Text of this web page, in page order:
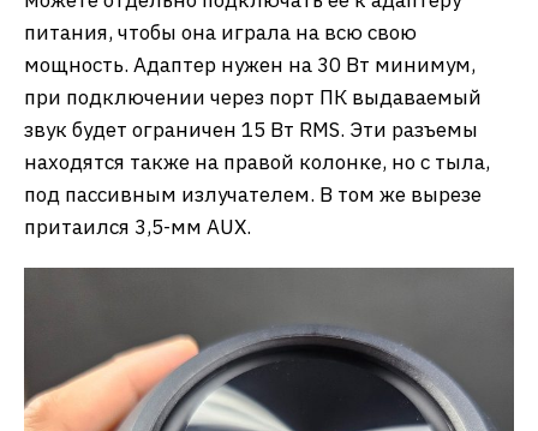
питания, чтобы она играла на всю свою
мощность. Адаптер нужен на 30 Вт минимум,
при подключении через порт ПК выдаваемый
звук будет ограничен 15 Вт RMS. Эти разъемы
находятся также на правой колонке, но с тыла,
под пассивным излучателем. В том же вырезе
притаился 3,5-мм AUX.